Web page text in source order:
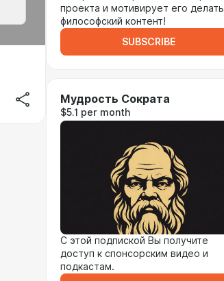
проекта и мотивирует его делать
философский контент!
SUBSCRIBE
Мудрость Сократа
$5.1 per month
С этой подпиской Вы получите
доступ к спонсорским видео и
подкастам.